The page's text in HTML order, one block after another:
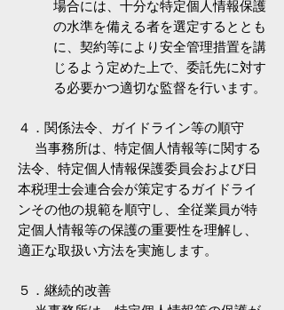
場合には、十分な特定個人情報保護
の水準を備える者を選定するととも
に、契約等により安全管理措置を講
じるよう定めた上で、委託先に対す
る必要かつ適切な監督を行います。
４．関係法令、ガイドライン等の順守
当事務所は、特定個人情報等に関する
法令、特定個人情報保護委員会および日
本税理士会連合会が策定するガイドライ
ンその他の規範を順守し、全従業員が特
定個人情報等の保護の重要性を理解し、
適正な取扱い方法を実施します。
５．継続的改善